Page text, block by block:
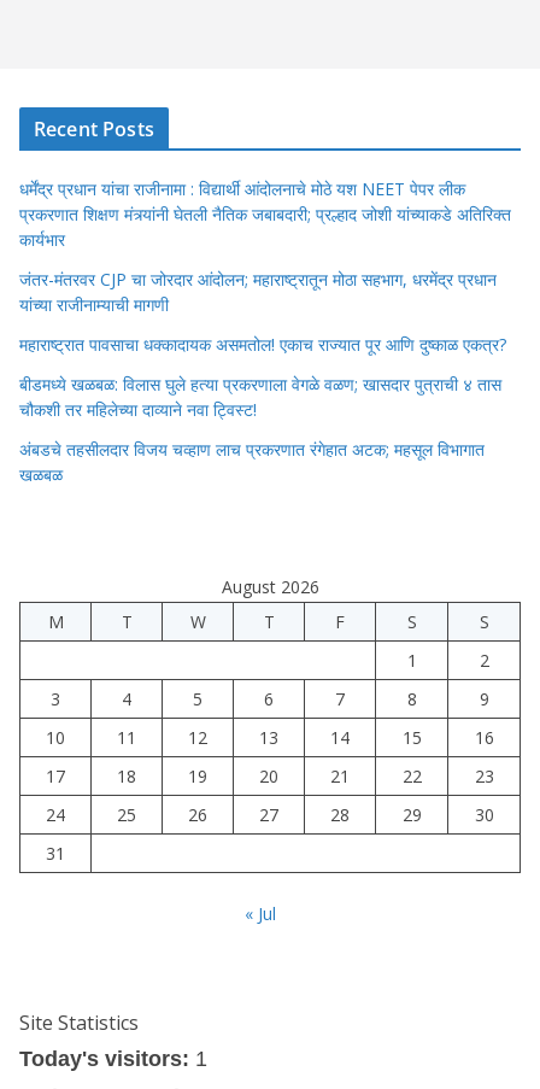
Recent Posts
धर्मेंद्र प्रधान यांचा राजीनामा : विद्यार्थी आंदोलनाचे मोठे यश NEET पेपर लीक
प्रकरणात शिक्षण मंत्र्यांनी घेतली नैतिक जबाबदारी; प्रल्हाद जोशी यांच्याकडे अतिरिक्त
कार्यभार
जंतर-मंतरवर CJP चा जोरदार आंदोलन; महाराष्ट्रातून मोठा सहभाग, धरमेंद्र प्रधान
यांच्या राजीनाम्याची मागणी
महाराष्ट्रात पावसाचा धक्कादायक असमतोल! एकाच राज्यात पूर आणि दुष्काळ एकत्र?
बीडमध्ये खळबळ: विलास घुले हत्या प्रकरणाला वेगळे वळण; खासदार पुत्राची ४ तास
चौकशी तर महिलेच्या दाव्याने नवा ट्विस्ट!
अंबडचे तहसीलदार विजय चव्हाण लाच प्रकरणात रंगेहात अटक; महसूल विभागात
खळबळ
August 2026
M
T W T F S
S
1
2
3
4 5 6 7 8
9
10
11 12 13 14 15
16
17
18 19 20 21 22
23
24
25 26 27 28 29
30
31
« Jul
Site Statistics
Today's visitors: 1